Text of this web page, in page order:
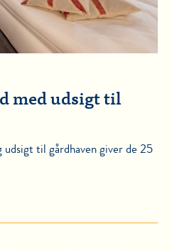
med udsigt til
til gårdhaven giver de 25